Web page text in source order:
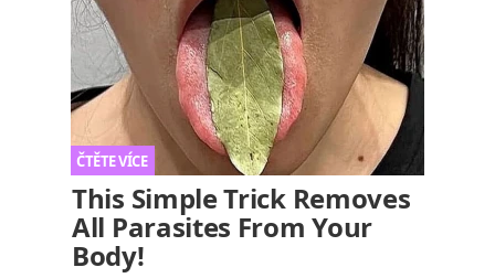
This Simple Trick Removes
All Parasites From Your
Body!